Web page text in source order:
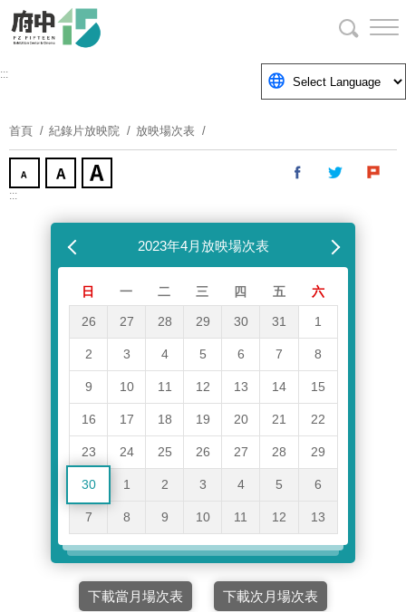
要
塊
:::
首頁 紀錄片放映院 放映場次表
:::
2023年4月放映場次表下個月
日 一 二 三 四 五 六
26 27 28 29 30 31 1
2 3 4 5 6 7 8
9 10 11 12 13 14 15
16 17 18 19 20 21 22
23 24 25 26 27 28 29
30 1 2 3 4 5 6
7 8 9 10 11 12 13
下載當月場次表 下載次月場次表